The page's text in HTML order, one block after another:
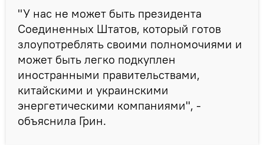
"У нас не может быть президента
Соединенных Штатов, который готов
злоупотреблять своими полномочиями и
может быть легко подкуплен
иностранными правительствами,
китайскими и украинскими
энергетическими компаниями", -
объяснила Грин.